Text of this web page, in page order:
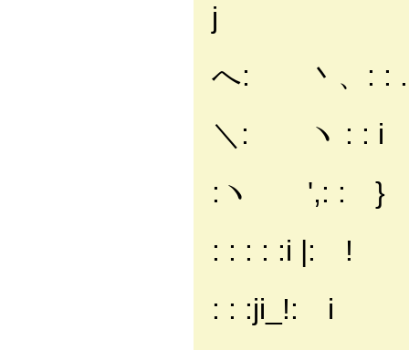
j : .
へ: 丶、: :
＼: ヽ : : i
:ヽ ',: : }
: : : : :i |: !
: : :ji_!: i